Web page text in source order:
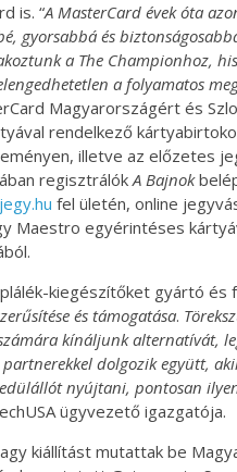
is. “A MasterCard évek óta
gyorsabbá és
a The Championhoz,
a folyamatos
Magyarországért és
rendelkező
illetve az előzetes
regisztrálókA Bajnok
jegy.hu fel ületén, online
Maestro egyérintéses
kiegészítőket gyártó és
és támogatása.
kínáljunk alternatívát,
dolgozik együtt,
nyújtani, pontosan
ügyvezető igazgatója.
kiállítást mutattak be